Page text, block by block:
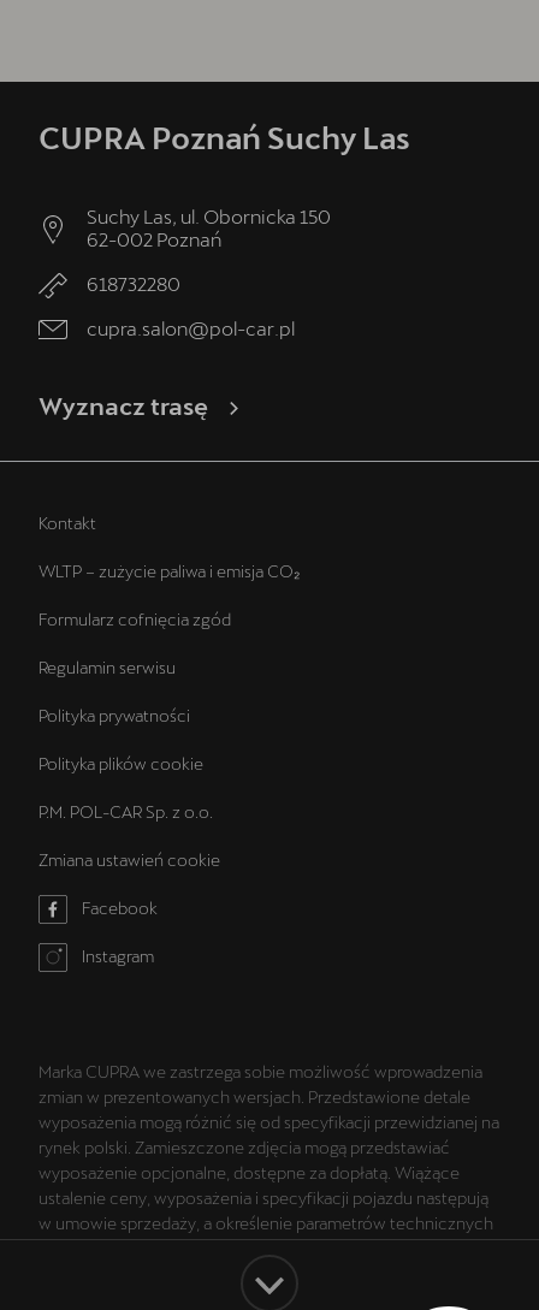
CUPRA Poznań Suchy Las
Suchy Las, ul. Obornicka 150
62-002 Poznań
618732280
cupra.salon@pol-car.pl
Wyznacz trasę
Kontakt
WLTP – zużycie paliwa i emisja CO₂
Formularz cofnięcia zgód
Regulamin serwisu
Polityka prywatności
Polityka plików cookie
P.M. POL-CAR Sp. z o.o.
Zmiana ustawień cookie
Facebook
Instagram
Marka CUPRA we zastrzega sobie możliwość wprowadzenia
zmian w prezentowanych wersjach. Przedstawione detale
wyposażenia mogą różnić się od specyfikacji przewidzianej na
rynek polski. Zamieszczone zdjęcia mogą przedstawiać
wyposażenie opcjonalne, dostępne za dopłatą. Wiążące
ustalenie ceny, wyposażenia i specyfikacji pojazdu następują
w umowie sprzedaży, a określenie parametrów technicznych
sobie prawo do zmian i pomyłek. Wszelkie informacje
prezentowane na stronie są aktualne na dzień ich